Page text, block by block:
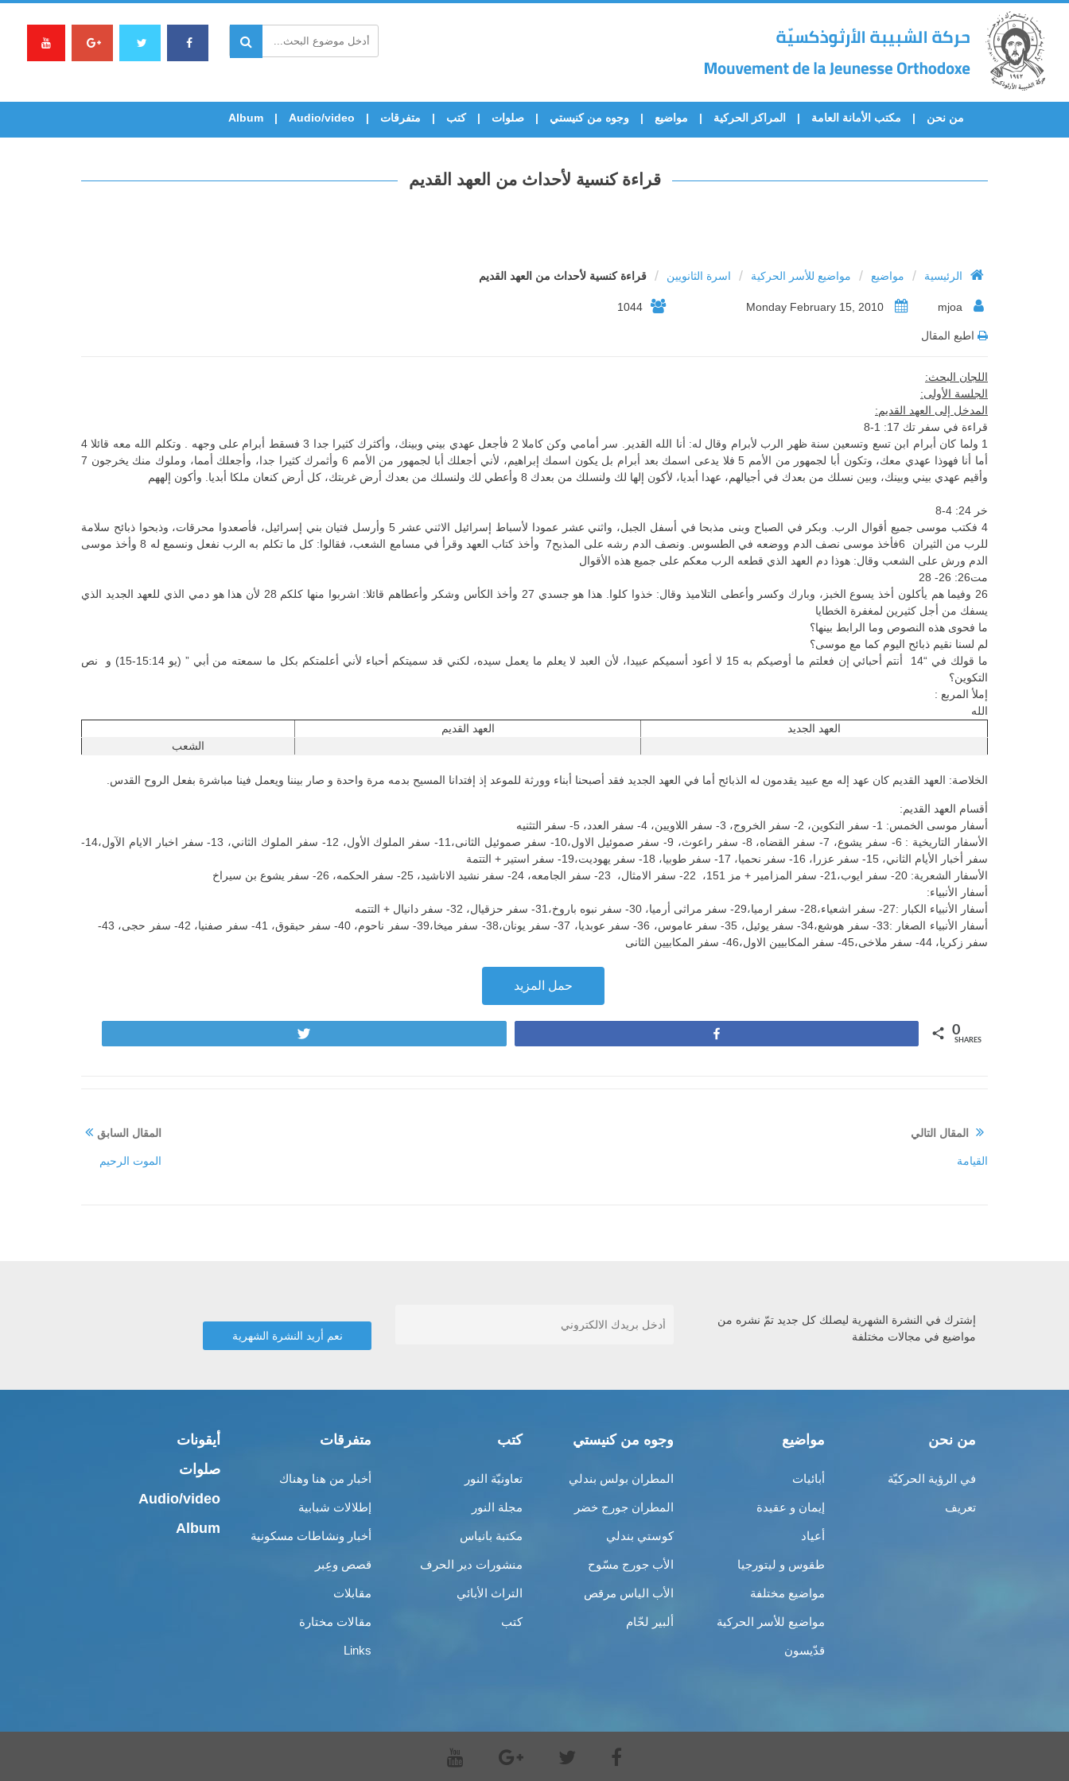
من نحن مكتب الأمانة العامة المراكز الحركية مواضيع وجوه من كنيستي صلوات كتب متفرقات Audio/video
Album
قراءة كنسية لأحداث من العهد القديم
الرئيسية / مواضيع / مواضيع للأسر الحركية / اسرة الثانويين / قراءة كنسية لأحداث من العهد القديم
1044
اطبع المقال
اللجان البحث:
الجلسة الأولى:
المدخل إلى العهد القديم:
قراءة في سفر تك 17: 1-8
1 ولما كان أبرام ابن تسع وتسعين سنة ظهر الرب لأبرام وقال له: أنا الله القدير. سر أمامي وكن كاملا 2 فأجعل عهدي بيني وبينك، وأكثرك كثيرا جدا 3 فسقط أبرام على وجهه . وتكلم الله معه قائلا 4
أما أنا فهوذا عهدي معك، وتكون أبا لجمهور من الأمم 5 فلا يدعى اسمك بعد أبرام بل يكون اسمك إبراهيم، لأني أجعلك أبا لجمهور من الأمم 6 وأثمرك كثيرا جدا، وأجعلك أمما، وملوك منك يخرجون 7
وأقيم عهدي بيني وبينك، وبين نسلك من بعدك في أجيالهم، عهدا أبديا، لأكون إلها لك ولنسلك من بعدك 8 وأعطي لك ولنسلك من بعدك أرض غربتك، كل أرض كنعان ملكا أبديا. وأكون إلههم
خر 24: 4-8
4 فكتب موسى جميع أقوال الرب. وبكر في الصباح وبنى مذبحا في أسفل الجبل، واثني عشر عمودا لأسباط إسرائيل الاثني عشر 5 وأرسل فتيان بني إسرائيل، فأصعدوا محرقات، وذبحوا ذبائح سلامة
للرب من الثيران 6فأخذ موسى نصف الدم ووضعه في الطسوس. ونصف الدم رشه على المذبح7 وأخذ كتاب العهد وقرأ في مسامع الشعب، فقالوا: كل ما تكلم به الرب نفعل ونسمع له 8 وأخذ موسى
الدم ورش على الشعب وقال: هوذا دم العهد الذي قطعه الرب معكم على جميع هذه الأقوال
مت26: 26- 28
26 وفيما هم يأكلون أخذ يسوع الخبز، وبارك وكسر وأعطى التلاميذ وقال: خذوا كلوا. هذا هو جسدي 27 وأخذ الكأس وشكر وأعطاهم قائلا: اشربوا منها كلكم 28 لأن هذا هو دمي الذي للعهد الجديد الذي
يسفك من أجل كثيرين لمغفرة الخطايا
ما فحوى هذه النصوص وما الرابط بينها؟
لم لسنا نقيم ذبائح اليوم كما مع موسى؟
ما قولك في “14 أنتم أحبائي إن فعلتم ما أوصيكم به 15 لا أعود أسميكم عبيدا، لأن العبد لا يعلم ما يعمل سيده، لكني قد سميتكم أحباء لأني أعلمتكم بكل ما سمعته من أبي ” (يو 15:14-15) و نص
التكوين؟
إملأ المربع :
الله
العهد القديم
العهد الجديد
الشعب
الخلاصة: العهد القديم كان عهد إله مع عبيد يقدمون له الذبائح أما في العهد الجديد فقد أصبحنا أبناء وورثة للموعد إذ إفتدانا المسيح بدمه مرة واحدة و صار بيننا ويعمل فينا مباشرة بفعل الروح القدس.
أقسام العهد القديم:
أسفار موسى الخمس: 1- سفر التكوين، 2- سفر الخروج، 3- سفر اللاويين، 4- سفر العدد، 5- سفر التثنيه
الأسفار التاريخية : 6- سفر يشوع، 7- سفر القضاه، 8- سفر راعوث، 9- سفر صموئيل الاول،10- سفر صموئيل الثانى،11- سفر الملوك الأول، 12- سفر الملوك الثاني، 13- سفر اخبار الايام الآول،14-
سفر أخبار الأيام الثاني، 15- سفر عزرا، 16- سفر نحميا، 17- سفر طوبيا، 18- سفر يهوديت،19- سفر استير + التتمة
الأسفار الشعرية: 20- سفر ايوب،21- سفر المزامير + مز 151، 22- سفر الامثال، 23- سفر الجامعه، 24- سفر نشيد الاناشيد، 25- سفر الحكمه، 26- سفر يشوع بن سيراخ
أسفار الأنبياء:
أسفار الأنبياء الكبار :27- سفر اشعياء،28- سفر ارميا،29- سفر مراثى أرميا، 30- سفر نبوه باروخ،31- سفر حزقيال، 32- سفر دانيال + التتمه
أسفار الأنبياء الصغار :33- سفر هوشع،34- سفر يوئيل، 35- سفر عاموس، 36- سفر عوبديا، 37- سفر يونان،38- سفر ميخا،39- سفر ناحوم، 40- سفر حبقوق، 41- سفر صفنيا، 42- سفر حجى، 43-
سفر زكريا، 44- سفر ملاخى،45- سفر المكابيين الاول،46- سفر المكابيين الثانى
حمل المزيد
0
SHARES
المقال السابق
الموت الرحيم
المقال التالي
القيامة
إشترك في النشرة الشهرية ليصلك كل جديد تمّ نشره من
مواضيع في مجالات مختلفة
من نحن
في الرؤية الحركيّة
تعريف
مواضيع
أبائيات
إيمان و عقيدة
أعياد
طقوس و ليتورجيا
مواضيع مختلفة
مواضيع للأسر الحركية
قدّيسون
وجوه من كنيستي
المطران بولس بندلي
المطران جورج خضر
كوستي بندلي
الأب جورج مسّوح
الأب الياس مرقص
ألبير لحّام
كتب
تعاونيّة النور
مجلة النور
مكتبة بانياس
منشورات دير الحرف
التراث الأبائي
كتب
متفرقات
أخبار من هنا وهناك
إطلالات شبابية
أخبار ونشاطات مسكونية
قصص وعِبر
مقابلات
مقالات مختارة
Links
أيقونات
صلوات
Audio/video
Album